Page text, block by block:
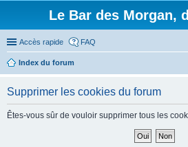
Le Bar des Morgan,
Accès rapide FAQ
Index du forum
Supprimer les cookies du forum
Êtes-vous sûr de vouloir supprimer tous les